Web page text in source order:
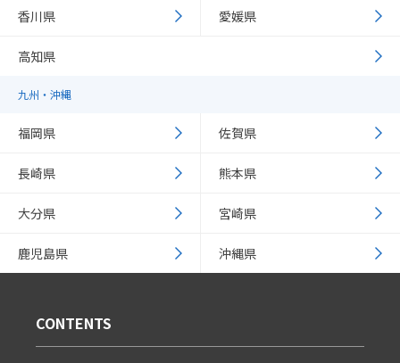
香川県 愛媛県
高知県
九州・沖縄
福岡県 佐賀県
長崎県 熊本県
大分県 宮崎県
鹿児島県 沖縄県
CONTENTS